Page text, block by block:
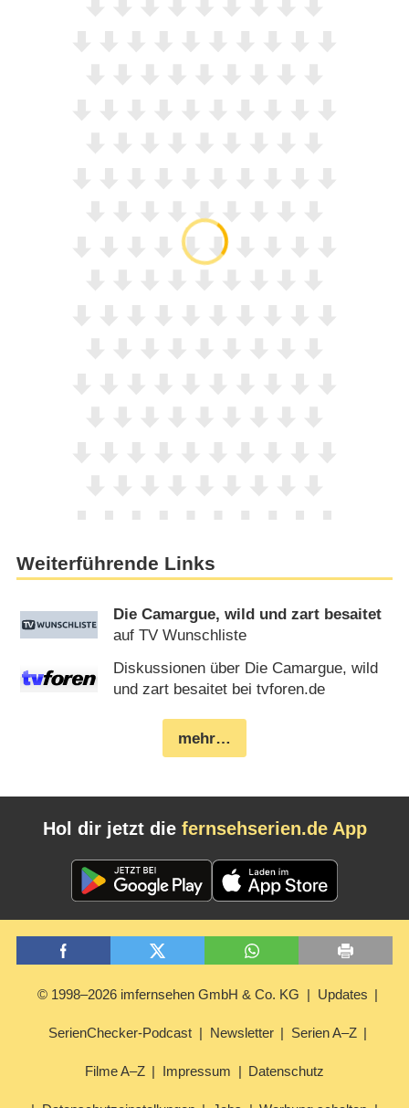
Weiterführende Links
Die Camargue, wild und zart besaitet
auf TV Wunschliste
Diskussionen über Die Camargue, wild
und zart besaitet bei tvforen.de
mehr…
Hol dir jetzt die fernsehserien.de App
© 1998–2026 imfernsehen GmbH & Co. KG Updates
SerienChecker-Podcast Newsletter Serien A–Z
Filme A–Z Impressum Datenschutz